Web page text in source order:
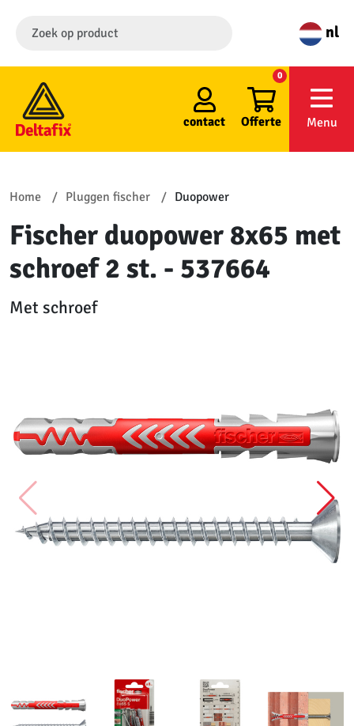
nl
contact Offerte
0
Menu
Home Pluggen fischer Duopower
Fischer duopower 8x65 met
schroef 2 st. - 537664
Met schroef